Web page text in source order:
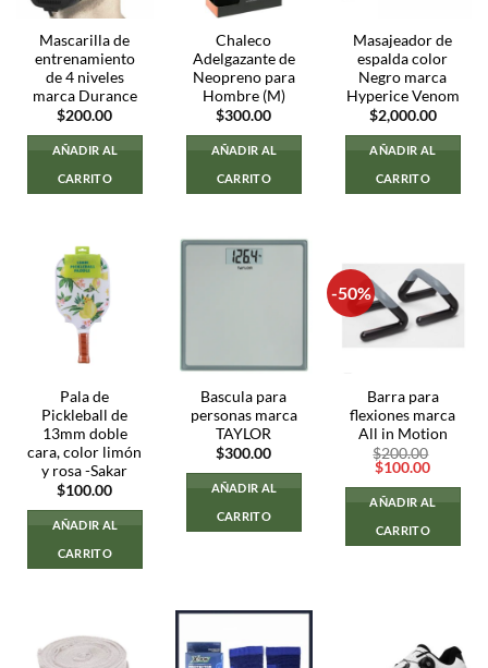
Mascarilla de
entrenamiento
de 4 niveles
marca Durance
$200.00
AÑADIR AL
CARRITO
Chaleco
Adelgazante de
Neopreno para
Hombre (M)
$300.00
AÑADIR AL
CARRITO
Masajeador de
espalda color
Negro marca
Hyperice Venom
$2,000.00
AÑADIR AL
CARRITO
Pala de
Pickleball de
13mm doble
cara, color limón
y rosa -Sakar
$100.00
AÑADIR AL
CARRITO
Bascula para
personas marca
TAYLOR
$300.00
AÑADIR AL
CARRITO
-50%
Barra para
flexiones marca
All in Motion
$200.00
El
original
era:
$200.00.
$100.00El
actual
es:
AÑADIR AL
CARRITO